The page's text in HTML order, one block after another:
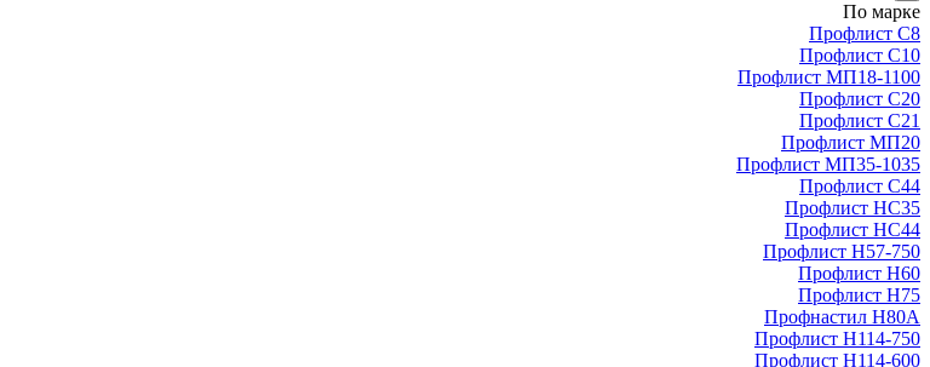
По марке
Профлист С8
Профлист С10
Профлист МП18-1100
Профлист С20
Профлист С21
Профлист МП20
Профлист МП35-1035
Профлист С44
Профлист НС35
Профлист НС44
Профлист Н57-750
Профлист Н60
Профлист Н75
Профнастил Н80А
Профлист Н114-750
Профлист Н114-600